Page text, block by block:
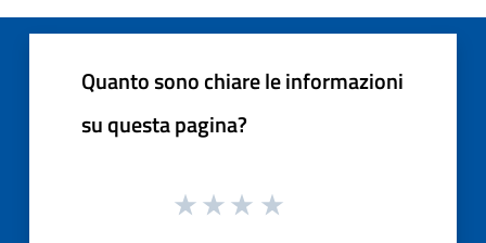
Quanto sono chiare le informazioni
su questa pagina?